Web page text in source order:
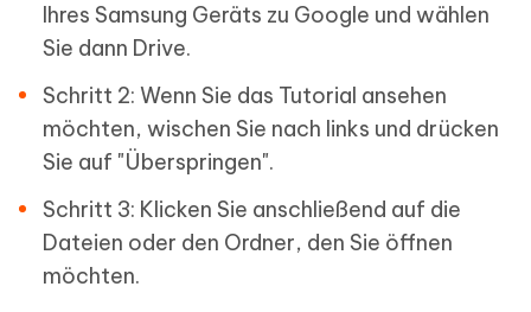
Ihres Samsung Geräts zu Google und wählen
Sie dann Drive.
Schritt 2: Wenn Sie das Tutorial ansehen
möchten, wischen Sie nach links und drücken
Sie auf "Überspringen".
Schritt 3: Klicken Sie anschließend auf die
Dateien oder den Ordner, den Sie öffnen
möchten.